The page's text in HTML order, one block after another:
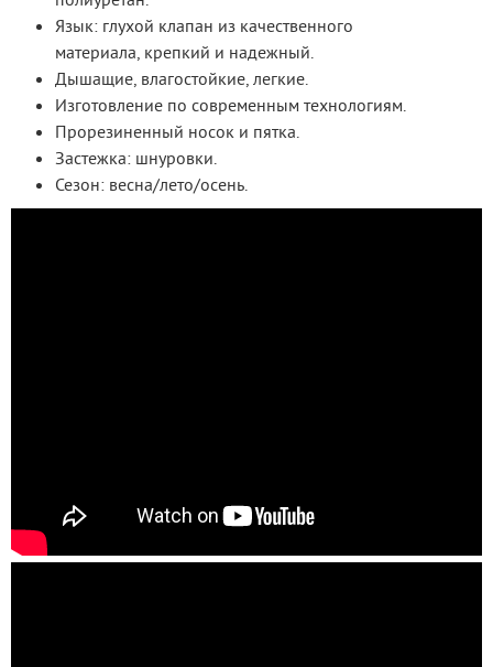
Язык: глухой клапан из качественного
материала, крепкий и надежный.
Дышащие, влагостойкие, легкие.
Изготовление по современным технологиям.
Прорезиненный носок и пятка.
Застежка: шнуровки.
Сезон: весна/лето/осень.